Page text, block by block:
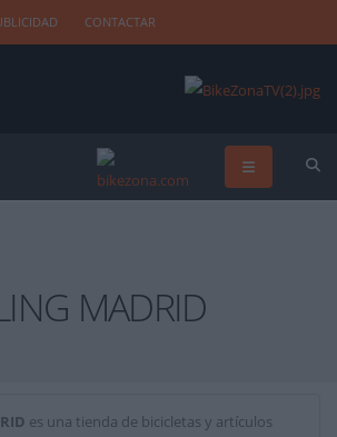
CONTACTAR
MADRID
es una tienda de bicicletas y artículos